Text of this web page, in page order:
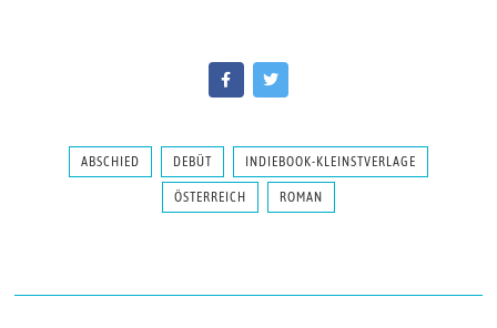
ABSCHIED DEBÜT INDIEBOOK-KLEINSTVERLAGE
ÖSTERREICH ROMAN